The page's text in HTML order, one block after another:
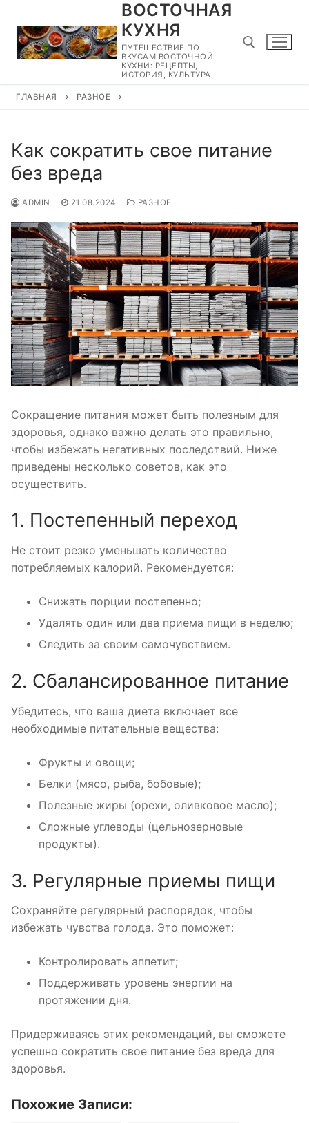
содержимому
ВОСТОЧНАЯ
КУХНЯ
ПУТЕШЕСТВИЕ ПО
ВКУСАМ ВОСТОЧНОЙ
КУХНИ: РЕЦЕПТЫ,
ИСТОРИЯ, КУЛЬТУРА
ГЛАВНАЯ РАЗНОЕ
Как сократить свое питание
без вреда
ADMIN 21.08.2024 РАЗНОЕ
Сокращение питания может быть полезным для
здоровья, однако важно делать это правильно,
чтобы избежать негативных последствий. Ниже
приведены несколько советов, как это
осуществить.
1. Постепенный переход
Не стоит резко уменьшать количество
потребляемых калорий. Рекомендуется:
Снижать порции постепенно;
Удалять один или два приема пищи в неделю;
Следить за своим самочувствием.
2. Сбалансированное питание
Убедитесь, что ваша диета включает все
необходимые питательные вещества:
Фрукты и овощи;
Белки (мясо, рыба, бобовые);
Полезные жиры (орехи, оливковое масло);
Сложные углеводы (цельнозерновые
продукты).
3. Регулярные приемы пищи
Сохраняйте регулярный распорядок, чтобы
избежать чувства голода. Это поможет:
Контролировать аппетит;
Поддерживать уровень энергии на
протяжении дня.
Придерживаясь этих рекомендаций, вы сможете
успешно сократить свое питание без вреда для
здоровья.
Похожие Записи: